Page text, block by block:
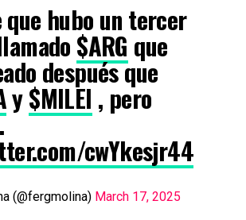
que hubo un tercer
$ARG que
después que
y$MILEI , pero
cwYkesjr44
(@fergmolina) March 17, 2025